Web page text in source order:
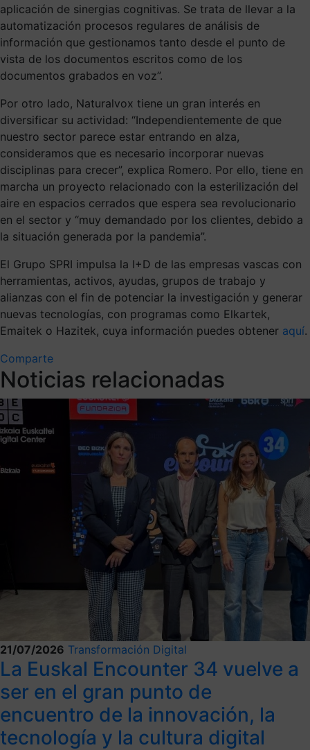
aplicación de sinergias cognitivas. Se trata de llevar a la
automatización procesos regulares de análisis de
información que gestionamos tanto desde el punto de
vista de los documentos escritos como de los
documentos grabados en voz”.
Por otro lado, Naturalvox tiene un gran interés en
diversificar su actividad: “Independientemente de que
nuestro sector parece estar entrando en alza,
consideramos que es necesario incorporar nuevas
disciplinas para crecer”, explica Romero. Por ello, tiene en
marcha un proyecto relacionado con la esterilización del
aire en espacios cerrados que espera sea revolucionario
en el sector y “muy demandado por los clientes, debido a
la situación generada por la pandemia”.
El Grupo SPRI impulsa la I+D de las empresas vascas con
herramientas, activos, ayudas, grupos de trabajo y
alianzas con el fin de potenciar la investigación y generar
nuevas tecnologías, con programas como Elkartek,
Emaitek o Hazitek, cuya información puedes obtener aquí.
Comparte
Noticias relacionadas
21/07/2026 Transformación Digital
La Euskal Encounter 34 vuelve a
ser en el gran punto de
encuentro de la innovación, la
tecnología y la cultura digital